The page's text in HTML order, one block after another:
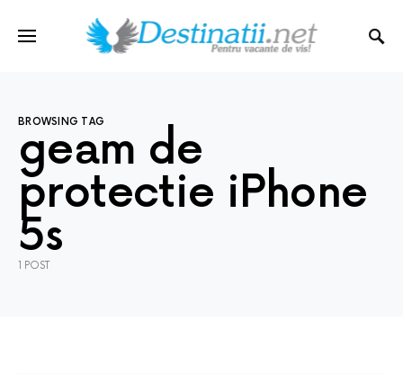
BROWSING TAG
geam de
protectie iPhone
5s
1 POST